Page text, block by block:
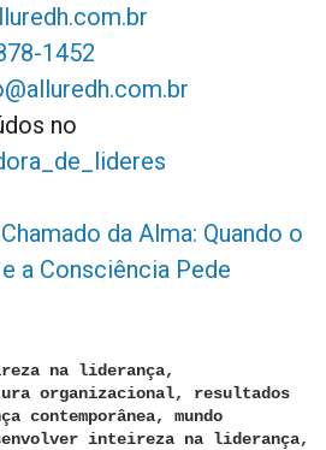
1452
@alluredh.com.br
no
da Alma: Quando o
a Consciência Pede
na liderança,
organizacional, resultados
contemporânea, mundo
inteireza na liderança,